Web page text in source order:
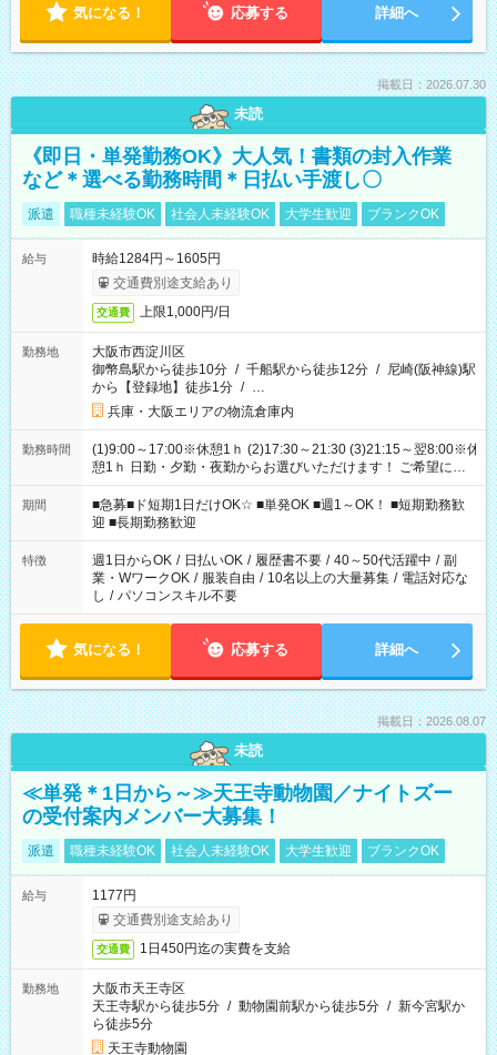
気になる！ 応募する 詳細へ
掲載日：2026.07.30
未読
《即日・単発勤務OK》大人気！書類の封入作業
など＊選べる勤務時間＊日払い手渡し〇
派遣 職種未経験OK 社会人未経験OK 大学生歓迎 ブランクOK
給与
時給1284円～1605円
交通費別途支給あり
交通費 上限1,000円/日
勤務地
大阪市西淀川区
御幣島駅から徒歩10分 / 千船駅から徒歩12分 / 尼崎(阪神線)駅
から【登録地】徒歩1分 / …
兵庫・大阪エリアの物流倉庫内
勤務時間
(1)9:00～17:00※休憩1ｈ (2)17:30～21:30 (3)21:15～翌8:00※休
憩1ｈ 日勤・夕勤・夜勤からお選びいただけます！ ご希望に合
わせて働けるお仕事です(*^^*) 【その他選べる勤務時間】 8-17
時/9-17時/9-18時/10-18時/11-21時/18-22時/20-翌4時/21-翌5
時/22-翌6時/0-翌8時 ご自身のご都合で選んで頂ける完全自由シ
フト！
期間
■急募■ド短期1日だけOK☆ ■単発OK ■週1～OK！ ■短期勤務歓
迎 ■長期勤務歓迎
特徴 週1日からOK / 日払いOK / 履歴書不要 / 40～50代活躍中 / 副
業・WワークOK / 服装自由 / 10名以上の大量募集 / 電話対応な
し / パソコンスキル不要
気になる！ 応募する 詳細へ
掲載日：2026.08.07
未読
≪単発＊1日から～≫天王寺動物園／ナイトズー
の受付案内メンバー大募集！
派遣 職種未経験OK 社会人未経験OK 大学生歓迎 ブランクOK
給与
1177円
交通費別途支給あり
交通費 1日450円迄の実費を支給
勤務地
大阪市天王寺区
天王寺駅から徒歩5分 / 動物園前駅から徒歩5分 / 新今宮駅か
ら徒歩5分
天王寺動物園